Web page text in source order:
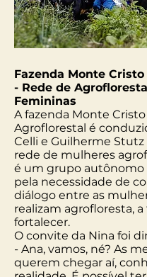
Fazenda Monte Cristo
- Rede de Agrofloresta
Femininas
A fazenda Monte Cristo
Agroflorestal é
Celli e Guilherme Stutz
rede de mulheres
é um grupo autônomo
pela necessidade de
diálogo entre as
realizam agrofloresta,
fortalecer.
O convite da Nina foi
- Ana, vamos, né? As
querem chegar aí,